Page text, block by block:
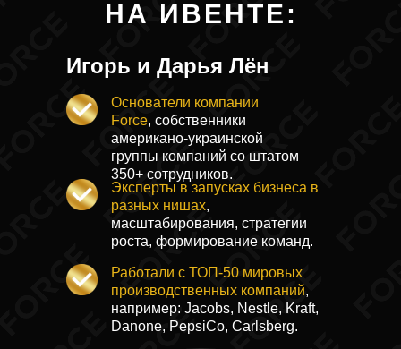
Игорь и Дарья Лён
НА ИВЕНТЕ:
Основатели компании
Force, собственники
американо-украинской
группы компаний со штатом
350+ сотрудников.
Работали с ТОП-50 мировых
производственных компаний,
например: Jacobs, Nestle, Kraft,
Danone, PepsiCo, Carlsberg.
Эксперты в запусках бизнеса в
разных нишах,
масштабирования, стратегии
роста, формирование команд.